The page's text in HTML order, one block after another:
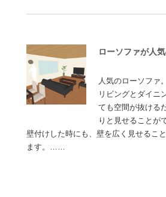
ローソファが人
人気のローソファ。
リビングとダイニ
ても空間が抜ける
りと見せることが
壁付けした時にも、壁を広く見せるこ
ます。……